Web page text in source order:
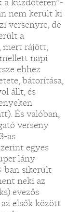
nem került ki
versenyre, de
a
mert rájött,
napi
ehhez
bátorítása,
állt, és
És valóban,
verseny
as
egyes
lány
ban sikerült
neki az
evezős
elsők között